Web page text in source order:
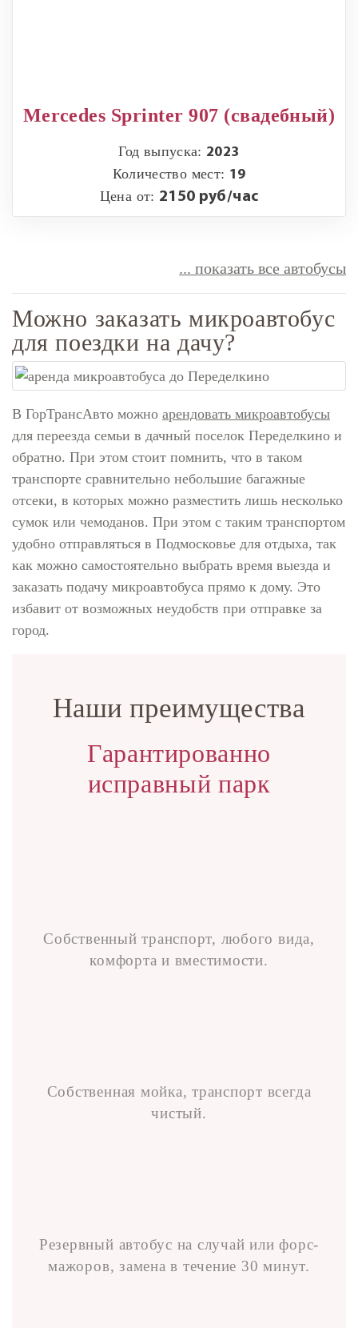
Mercedes Sprinter 907 (свадебный)
Год выпуска: 2023
Количество мест: 19
Цена от: 2150 руб/час
... показать все автобусы
Можно заказать микроавтобус
для поездки на дачу?
В ГорТрансАвто можно арендовать микроавтобусы
для переезда семьи в дачный поселок Переделкино и
обратно. При этом стоит помнить, что в таком
транспорте сравнительно небольшие багажные
отсеки, в которых можно разместить лишь несколько
сумок или чемоданов. При этом с таким транспортом
удобно отправляться в Подмосковье для отдыха, так
как можно самостоятельно выбрать время выезда и
заказать подачу микроавтобуса прямо к дому. Это
избавит от возможных неудобств при отправке за
город.
Наши преимущества
Гарантированно
исправный парк
Собственный транспорт, любого вида,
комфорта и вместимости.
Собственная мойка, транспорт всегда
чистый.
Резервный автобус на случай или форс-
мажоров, замена в течение 30 минут.